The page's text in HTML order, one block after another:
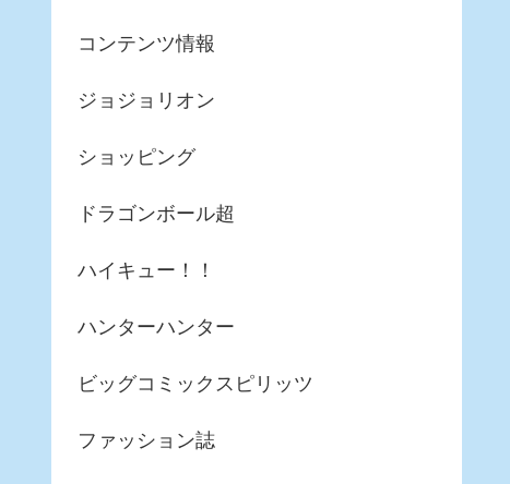
コンテンツ情報
ジョジョリオン
ショッピング
ドラゴンボール超
ハイキュー！！
ハンターハンター
ビッグコミックスピリッツ
ファッション誌